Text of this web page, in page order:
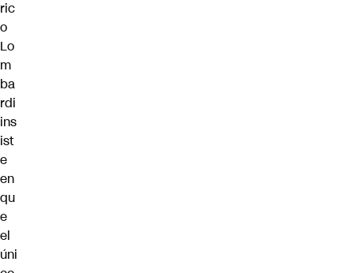
ric
o
Lo
m
ba
rdi
ins
ist
e
en
qu
e
el
úni